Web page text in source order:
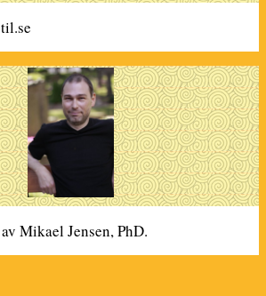
Mikael Jensen, PhD.